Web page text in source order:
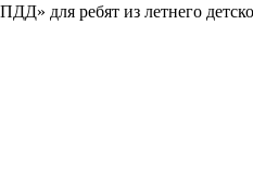
для ребят из летнего